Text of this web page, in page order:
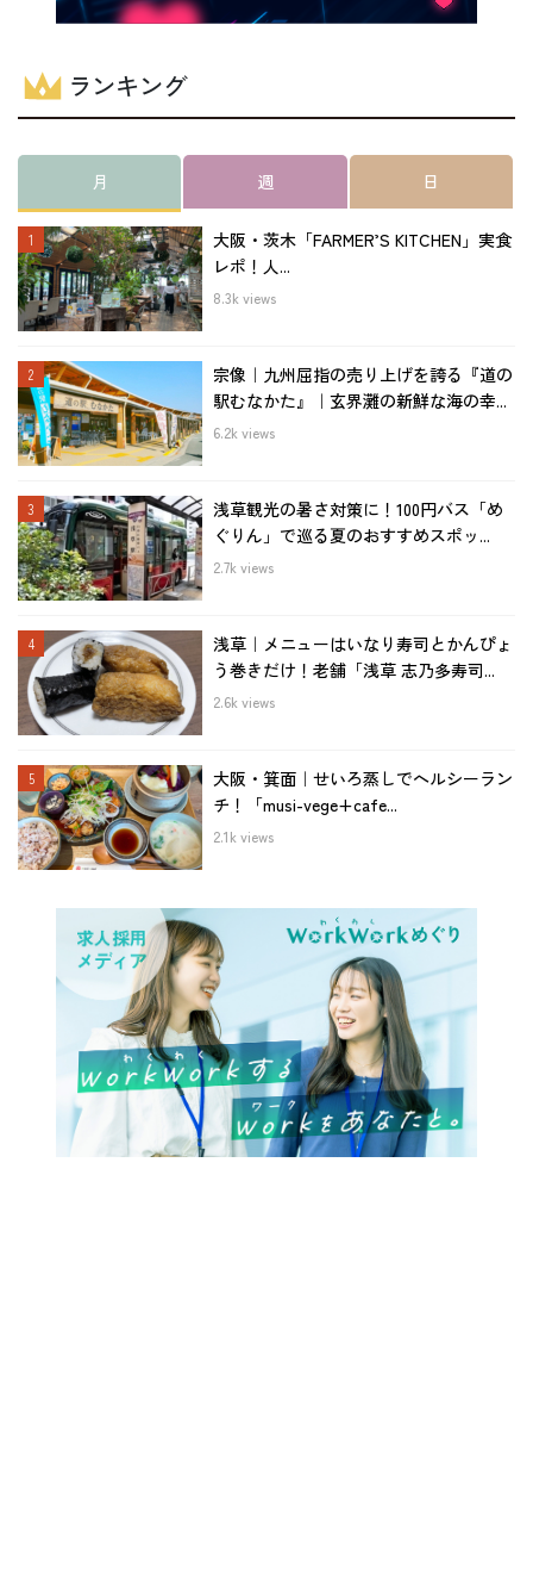
ランキング
月 週 日
大阪・茨木「FARMER’S KITCHEN」実食
レポ！人...
8.3k views
宗像｜九州屈指の売り上げを誇る『道の
駅むなかた』｜玄界灘の新鮮な海の幸...
6.2k views
浅草観光の暑さ対策に！100円バス「め
ぐりん」で巡る夏のおすすめスポッ...
2.7k views
浅草｜メニューはいなり寿司とかんぴょ
う巻きだけ！老舗「浅草 志乃多寿司...
2.6k views
大阪・箕面｜せいろ蒸しでヘルシーラン
チ！「musi-vege+cafe...
2.1k views